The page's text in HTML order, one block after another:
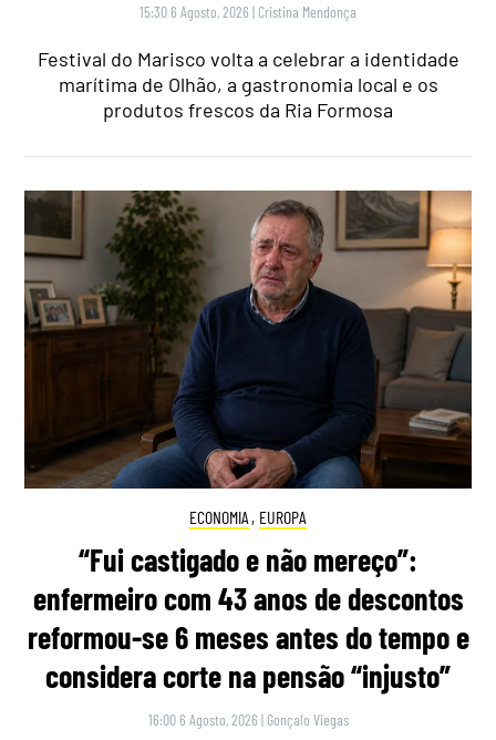
15:30 6 Agosto, 2026 | Cristina Mendonça
Festival do Marisco volta a celebrar a identidade
marítima de Olhão, a gastronomia local e os
produtos frescos da Ria Formosa
ECONOMIA , EUROPA
“Fui castigado e não mereço”:
enfermeiro com 43 anos de descontos
reformou-se 6 meses antes do tempo e
considera corte na pensão “injusto”
16:00 6 Agosto, 2026 | Gonçalo Viegas